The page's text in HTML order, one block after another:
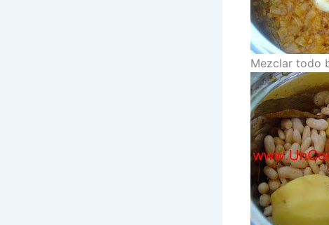
Mezclar todo